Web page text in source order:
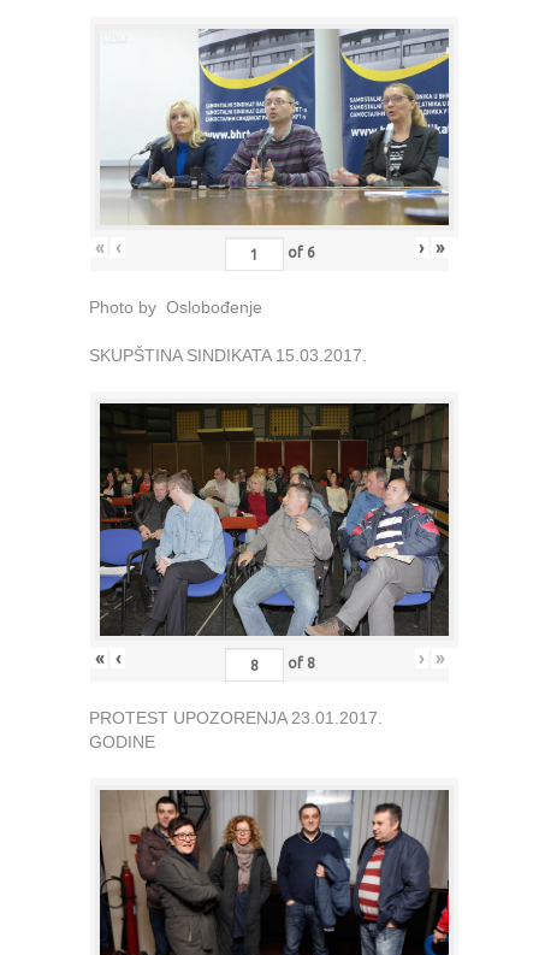
« ‹ of 6 › »
Photo by Oslobođenje
SKUPŠTINA SINDIKATA 15.03.2017.
« ‹ of 8 › »
PROTEST UPOZORENJA 23.01.2017.
GODINE